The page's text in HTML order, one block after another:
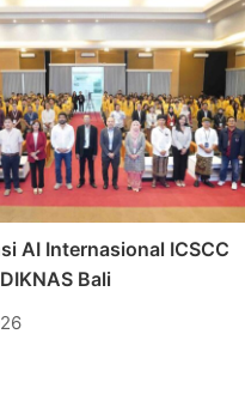
AI Internasional ICSCC
Bali